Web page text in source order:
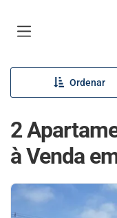
Ordenar
2
à Venda